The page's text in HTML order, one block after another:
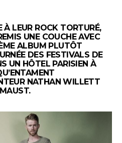
À LEUR ROCK TORTURÉ,
UNE COUCHE AVEC
ALBUM PLUTÔT
DES FESTIVALS DE
UN HÔTEL PARISIEN À
NATHAN WILLETT